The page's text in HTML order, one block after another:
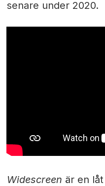
senare under 2020.
Widescreen är en